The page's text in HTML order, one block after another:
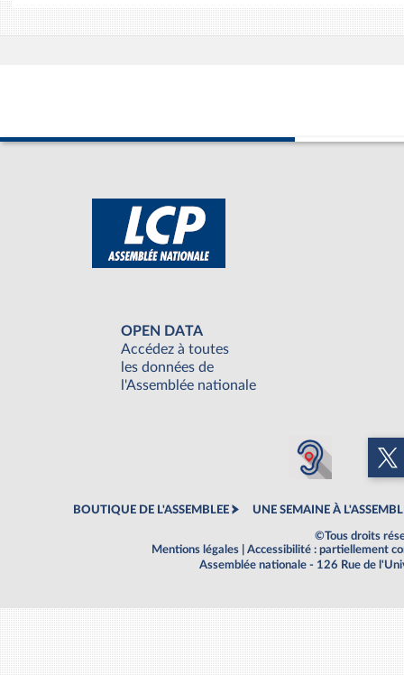
OPEN DATA
Accédez à toutes
les données de
l'Assemblée nationale
BOUTIQUE DE L'ASSEMBLEE UNE SEMAINE À
©Tous droits
Mentions légales
Accessibilité : partiellement
Assemblée nationale - 126 Rue de